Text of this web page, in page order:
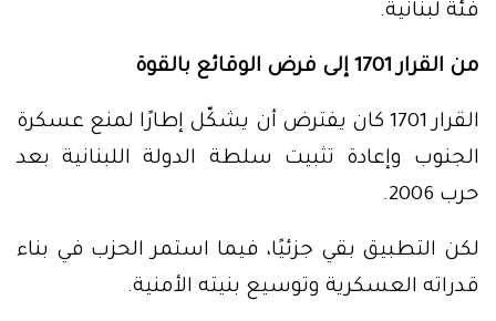
فئة لبنانية.
من القرار 1701 إلى فرض الوقائع بالقوة
القرار 1701 كان يفترض أن يشكّل إطارًا لمنع عسكرة
الجنوب وإعادة تثبيت سلطة الدولة اللبنانية بعد
حرب 2006.
لكن التطبيق بقي جزئيًا، فيما استمر الحزب في بناء
قدراته العسكرية وتوسيع بنيته الأمنية.